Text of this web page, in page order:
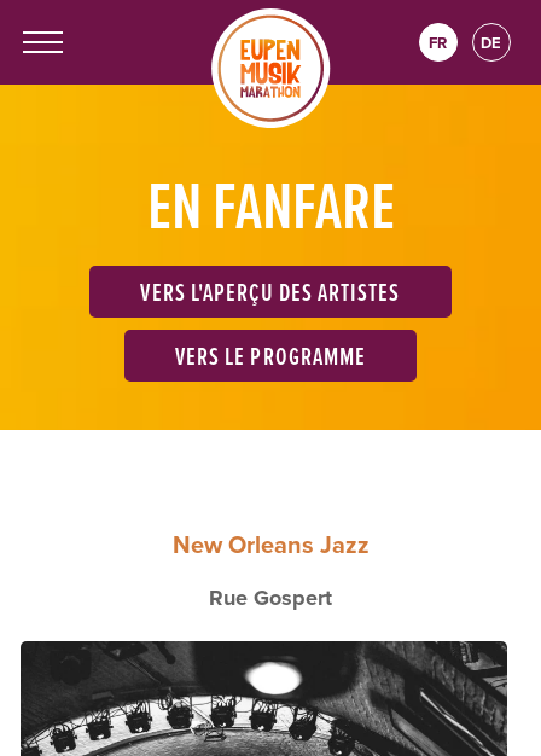
FR DE
EN FANFARE
VERS L'APERÇU DES ARTISTES
VERS LE PROGRAMME
New Orleans Jazz
Rue Gospert